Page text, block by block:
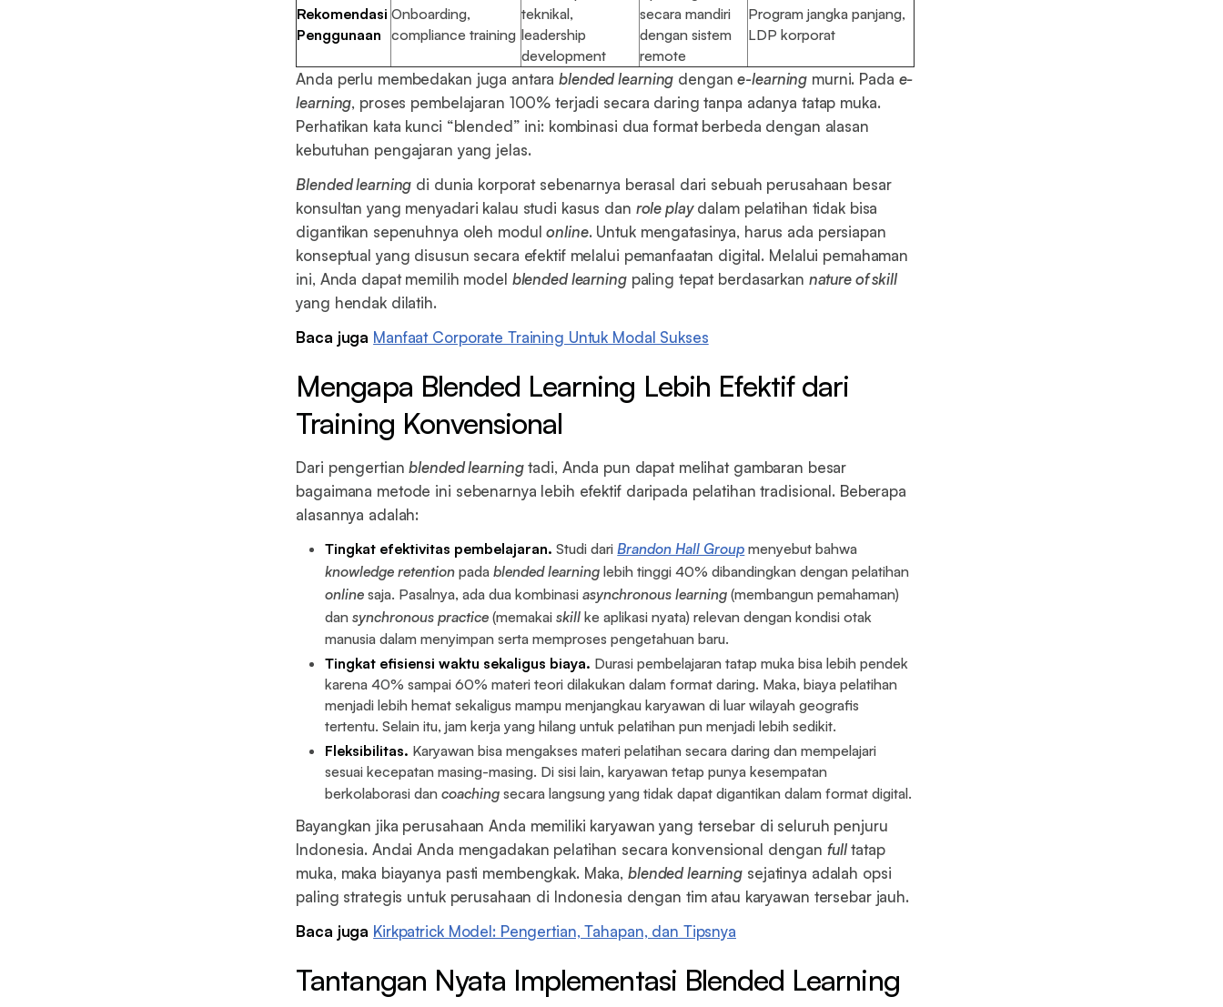
Rekomendasi
Penggunaan
Onboarding,
compliance training
teknikal,
leadership
development
secara mandiri
dengan sistem
remote
Program jangka panjang,
LDP korporat
Anda perlu membedakan juga antarablended learning dengane-learning murni. Pada e-
learning, proses pembelajaran 100% terjadi secara daring tanpa adanya tatap muka.
Perhatikan kata kunci “blended” ini: kombinasi dua format berbeda dengan alasan
kebutuhan pengajaran yang jelas.
Blended learning di dunia korporat sebenarnya berasal dari sebuah perusahaan besar
konsultan yang menyadari kalau studi kasus dan role playdalam pelatihan tidak bisa
digantikan sepenuhnya oleh modulonline. Untuk mengatasinya, harus ada persiapan
konseptual yang disusun secara efektif melalui pemanfaatan digital. Melalui pemahaman
ini, Anda dapat memilih model blended learningpaling tepat berdasarkan nature of skill
yang hendak dilatih.
Baca juga Manfaat Corporate Training Untuk Modal Sukses
Mengapa Blended Learning Lebih Efektif dari
Training Konvensional
Dari pengertianblended learningtadi, Anda pun dapat melihat gambaran besar
bagaimana metode ini sebenarnya lebih efektif daripada pelatihan tradisional. Beberapa
alasannya adalah:
Tingkat efektivitas pembelajaran. Studi dariBrandon Hall Group menyebut bahwa
knowledge retention padablended learning lebih tinggi 40% dibandingkan dengan pelatihan
online saja. Pasalnya, ada dua kombinasiasynchronous learning (membangun pemahaman)
dansynchronous practice (memakaiskill ke aplikasi nyata) relevan dengan kondisi otak
manusia dalam menyimpan serta memproses pengetahuan baru.
Tingkat efisiensi waktu sekaligus biaya. Durasi pembelajaran tatap muka bisa lebih pendek
karena 40% sampai 60% materi teori dilakukan dalam format daring. Maka, biaya pelatihan
menjadi lebih hemat sekaligus mampu menjangkau karyawan di luar wilayah geografis
tertentu. Selain itu, jam kerja yang hilang untuk pelatihan pun menjadi lebih sedikit.
Fleksibilitas. Karyawan bisa mengakses materi pelatihan secara daring dan mempelajari
sesuai kecepatan masing-masing. Di sisi lain, karyawan tetap punya kesempatan
berkolaborasi dancoaching secara langsung yang tidak dapat digantikan dalam format digital.
Bayangkan jika perusahaan Anda memiliki karyawan yang tersebar di seluruh penjuru
Indonesia. Andai Anda mengadakan pelatihan secara konvensional dengan fulltatap
muka, maka biayanya pasti membengkak. Maka,blended learning sejatinya adalah opsi
paling strategis untuk perusahaan di Indonesia dengan tim atau karyawan tersebar jauh.
Baca juga Kirkpatrick Model: Pengertian, Tahapan, dan Tipsnya
Tantangan Nyata Implementasi Blended Learning